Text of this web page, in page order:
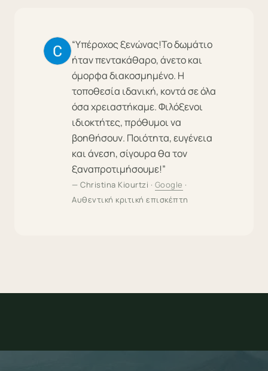
“Υπέροχος ξενώνας!Το δωμάτιο
ήταν πεντακάθαρο, άνετο και
όμορφα διακοσμημένο. Η
τοποθεσία ιδανική, κοντά σε όλα
όσα χρειαστήκαμε. Φιλόξενοι
ιδιοκτήτες, πρόθυμοι να
βοηθήσουν. Ποιότητα, ευγένεια
και άνεση, σίγουρα θα τον
ξαναπροτιμήσουμε!”
— Christina Kiourtzi · Google ·
Αυθεντική κριτική επισκέπτη